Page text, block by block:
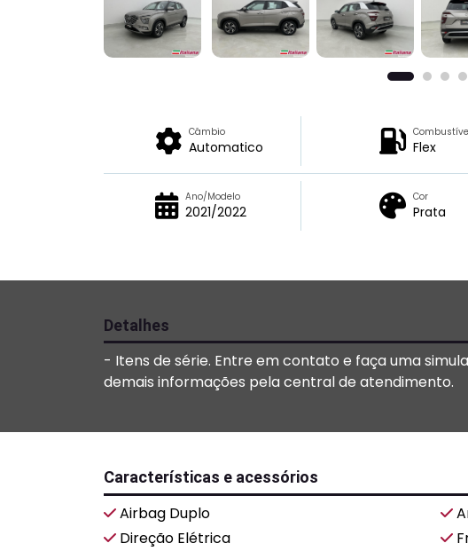
Câmbio
Automatico Flex
Ano/Modelo
2021/2022
Cor
Prata
Detalhes
- Itens de série. Entre em contato e faça uma
demais informações pela central de atendimento.
Características e acessórios
Airbag Duplo
Direção Elétrica